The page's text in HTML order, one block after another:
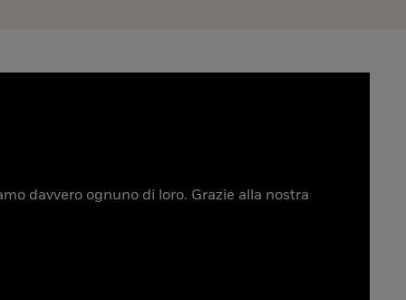
davvero ognuno di loro. Grazie alla nostra